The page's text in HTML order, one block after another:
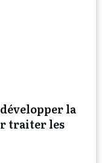
la
traiter les